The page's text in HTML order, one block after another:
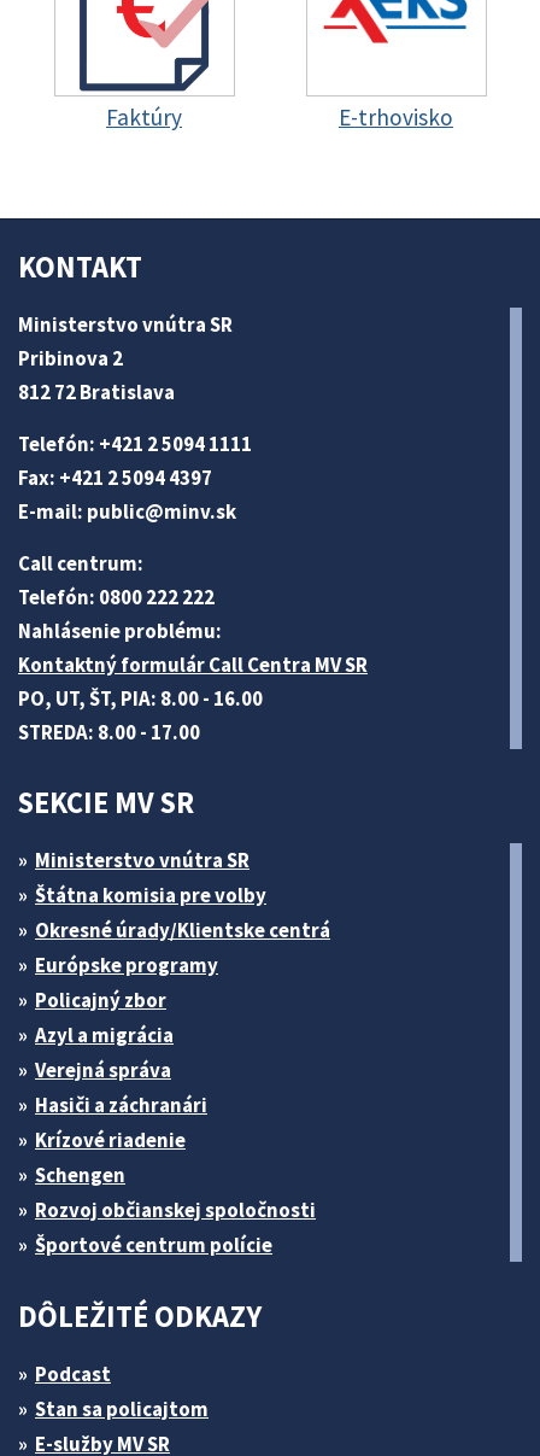
Faktúry E-trhovisko
KONTAKT
Ministerstvo vnútra SR
Pribinova 2
812 72 Bratislava
Telefón: +421 2 5094 1111
Fax: +421 2 5094 4397
E-mail: public@minv.sk
Call centrum:
Telefón: 0800 222 222
Nahlásenie problému:
Kontaktný formulár Call Centra MV SR
PO, UT, ŠT, PIA: 8.00 - 16.00
STREDA: 8.00 - 17.00
SEKCIE MV SR
Ministerstvo vnútra SR
Štátna komisia pre volby
Okresné úrady/Klientske centrá
Európske programy
Policajný zbor
Azyl a migrácia
Verejná správa
Hasiči a záchranári
Krízové riadenie
Schengen
Rozvoj občianskej spoločnosti
Športové centrum polície
DÔLEŽITÉ ODKAZY
Podcast
Stan sa policajtom
E-služby MV SR